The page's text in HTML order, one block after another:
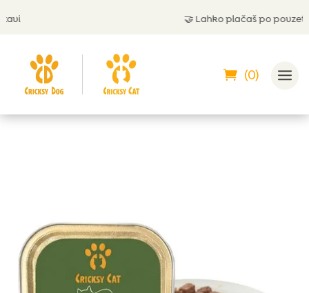
Lahko plačaš po povzetju
(0)